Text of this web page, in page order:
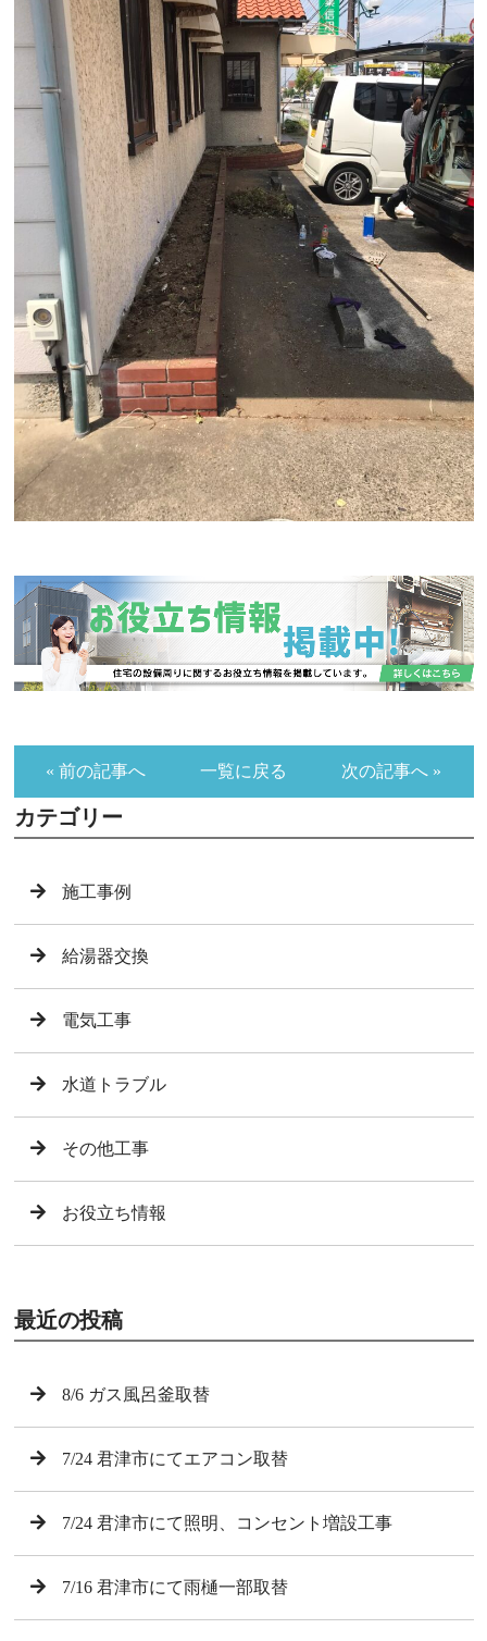
« 前の記事へ 一覧に戻る 次の記事へ »
カテゴリー
施工事例
給湯器交換
電気工事
水道トラブル
その他工事
お役立ち情報
最近の投稿
8/6 ガス風呂釜取替
7/24 君津市にてエアコン取替
7/24 君津市にて照明、コンセント増設工事
7/16 君津市にて雨樋一部取替